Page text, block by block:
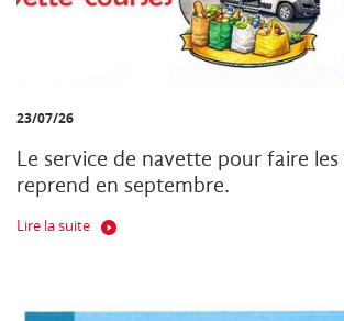
23/07/26
Le service de navette pour faire les
reprend en septembre.
Lire la suite